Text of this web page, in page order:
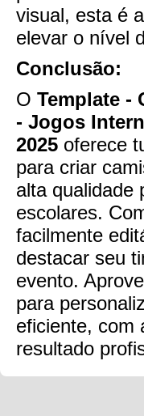
visual, esta é
elevar o nível
Conclusão:
O Template -
- Jogos
2025 oferece
para criar
alta qualidade
escolares.
facilmente
destacar seu
evento.
para
eficiente, com
resultado